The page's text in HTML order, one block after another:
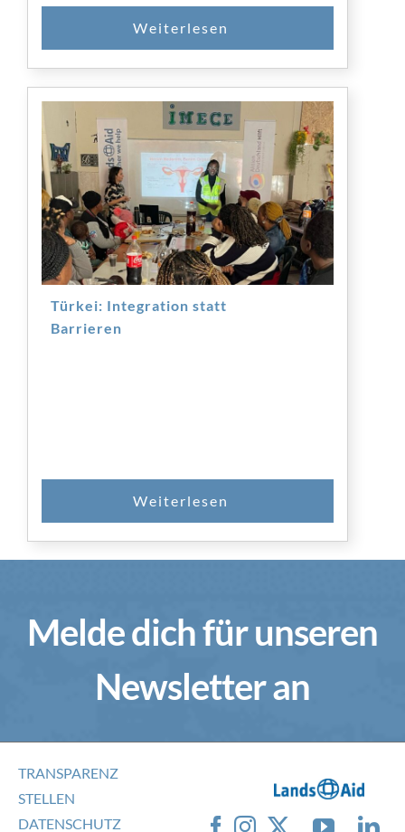
Türkei: Integration statt
Barrieren
Melde dich für unseren
Newsletter an
TRANSPARENZ
STELLEN
DATENSCHUTZ